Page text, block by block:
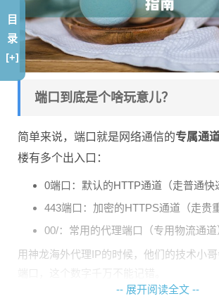
端口到底是个啥玩意儿？
简单来说，端口就是网络通信的专属通
楼有多个出入口：
0端口：默认的HTTP通道（走普通快
443端口：加密的HTTPS通道（走贵
00/：常用的代理端口（专用物流通道
用神龙海外代理IP的时候，他们的技术小
-- 展开阅读全文 --
目
录
[+]